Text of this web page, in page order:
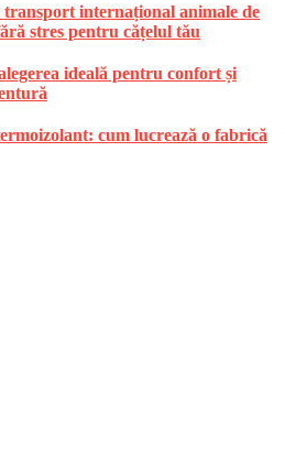
internațional animale de
stres pentru cățelul tău
ideală pentru confort și
cum lucrează o fabrică